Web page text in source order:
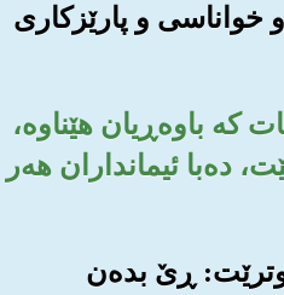
خواناسی و پارێزکاری
که باوه‌ڕیان هێناوه‌،
ده‌با ئیمانداران هه‌ر
ڕێ بده‌ن